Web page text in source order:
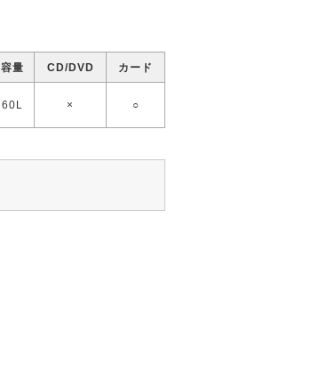
容量 CD/DVD カード
60L × ○